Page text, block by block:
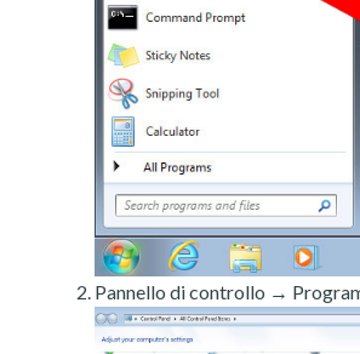
Pannello di controllo →